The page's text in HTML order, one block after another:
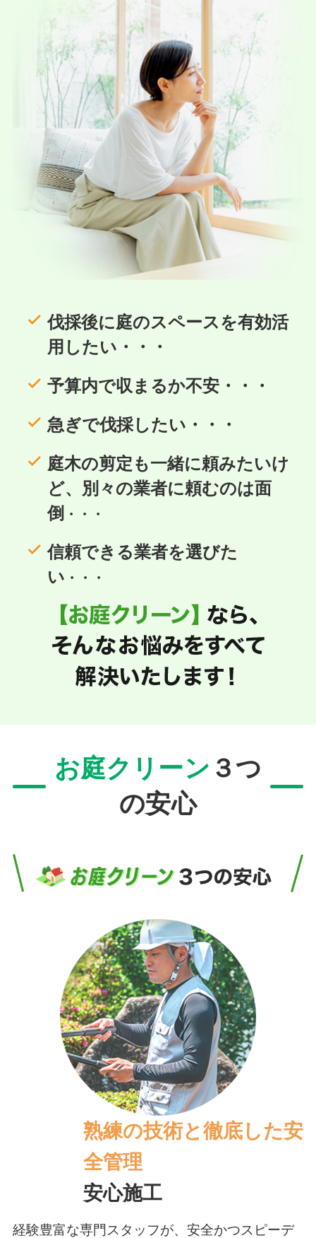
伐採後に庭のスペースを有効活
用したい・・・
予算内で収まるか不安・・・
急ぎで伐採したい・・・
庭木の剪定も一緒に頼みたいけ
ど、別々の業者に頼むのは面
倒 ・・・
信頼できる業者を選びた
い ・・・
お庭クリーン ３つ
の安心
熟練の技術と徹底した安
全管理
安心施工
経験豊富な専門スタッフが、安全かつスピーデ